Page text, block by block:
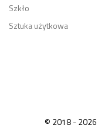
Szkło
Sztuka użytkowa
© 2018 - 2026